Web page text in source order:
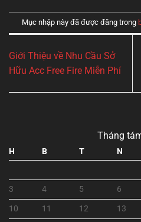
Mục nhập này đã được đăng trong
Giới Thiệu về Nhu Cầu Sở
Hữu Acc Free Fire Miễn Phí
Tháng
H B T N
3
4 5 6
10
11 12 13